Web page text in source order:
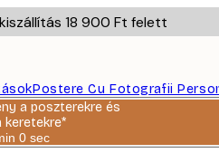
18 900 Ft felett
Postere Cu Fotografii
a poszterekre és
keretekre*
0 sec
Érvényes: